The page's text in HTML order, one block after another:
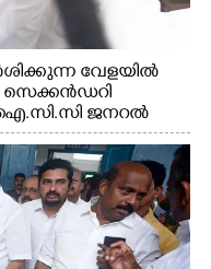
വേളയിൽ
സെക്കൻഡറി
ജനറൽ
എം.പി കുരുന്നിനെ
എക്സൈസ്
മന്ത്രി ടി. സിദ്ദിഖ്,
സമീപം